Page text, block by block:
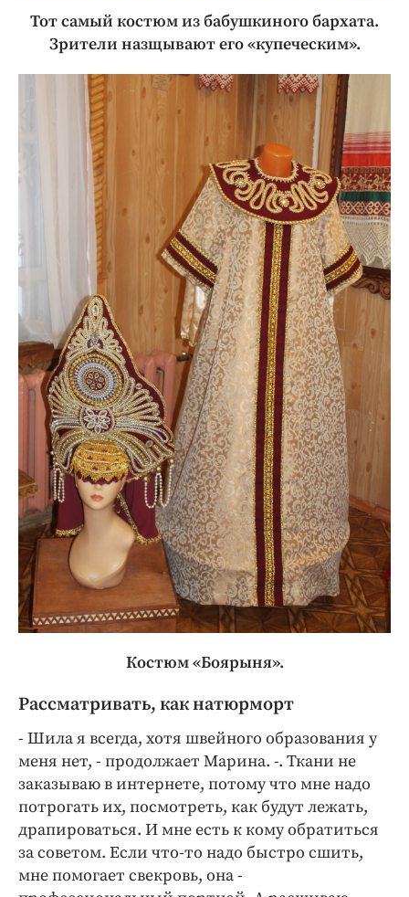
Тот самый костюм из бабушкиного бархата.
Зрители назщывают его «купеческим».
Костюм «Боярыня».
Рассматривать, как натюрморт
- Шила я всегда, хотя швейного образования у
меня нет, - продолжает Марина. -. Ткани не
заказываю в интернете, потому что мне надо
потрогать их, посмотреть, как будут лежать,
драпироваться. И мне есть к кому обратиться
за советом. Если что-то надо быстро сшить,
мне помогает свекровь, она -